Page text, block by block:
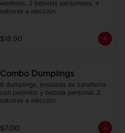
wontons, 2 bebidas personales. 4
sabores a elección.
$18.90
Combo Dumplings
8 dumplings, ensalada de zanahoria
con pepinillo y bebida personal. 2
sabores a elección.
$7.00